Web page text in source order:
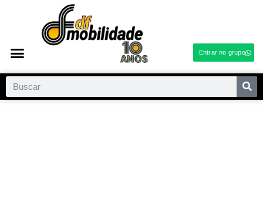
Entrar no grupo